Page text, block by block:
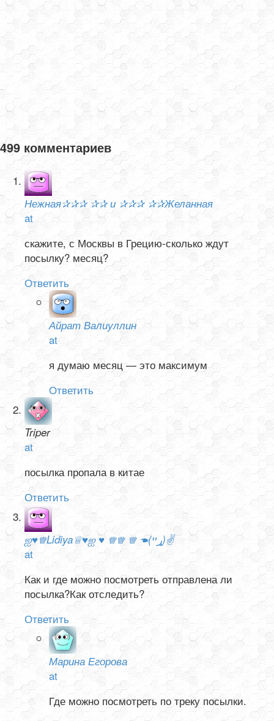
499 комментариев
Нежная✰✰✰ ✰✰ и ✰✰✰ ✰✰Желанная
at
скажите, с Москвы в Грецию-сколько ждут
посылку? месяц?
Ответить
Айрат Валиуллин
at
я думаю месяц — это максимум
Ответить
Triper
at
посылка пропала в китае
Ответить
ஐ♥♕Lidiya♕♥ஐ ♥ ♕♕ ♕ ☚(ړײ)✌
at
Как и где можно посмотреть отправлена ли
посылка?Как отследить?
Ответить
Марина Егорова
at
Где можно посмотреть по треку посылки.